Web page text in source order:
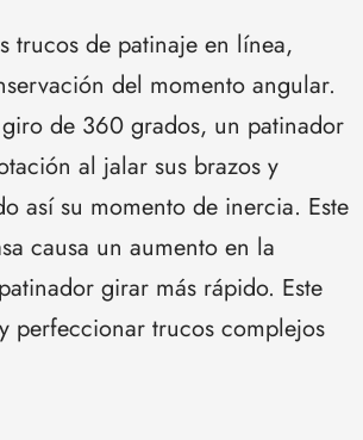
trucos de patinaje en línea,
del momento angular.
de 360 grados, un patinador
al jalar sus brazos y
así su momento de inercia. Este
causa un aumento en la
girar más rápido. Este
perfeccionar trucos complejos